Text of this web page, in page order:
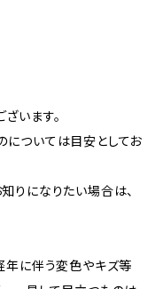
います。
については目安としてお
りになりたい場合は、
年に伴う変色やキズ等